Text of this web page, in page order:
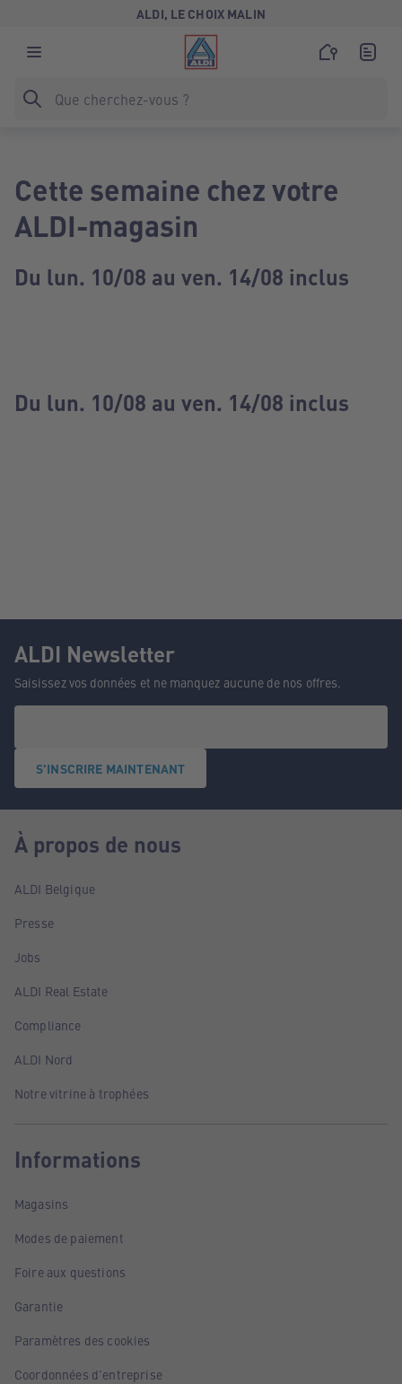
ALDI, LE CHOIX MALIN
Cette semaine chez votre
ALDI-magasin
Du lun. 10/08 au ven. 14/08 inclus
Du lun. 10/08 au ven. 14/08 inclus
ALDI Newsletter
Saisissez vos données et ne manquez aucune de nos offres.
S'INSCRIRE MAINTENANT
À propos de nous
ALDI Belgique
Presse
Jobs
ALDI Real Estate
Compliance
ALDI Nord
Notre vitrine à trophées
Informations
Magasins
Modes de paiement
Foire aux questions
Garantie
Paramètres des cookies
Coordonnées d'entreprise